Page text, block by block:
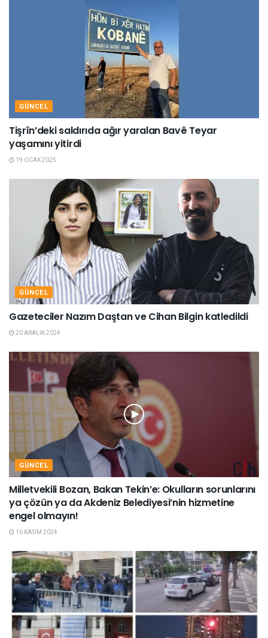
GÜNCEL
Tişrîn’deki saldırıda ağır yaralan Bavê Teyar
yaşamını yitirdi
19 OCAK 2025
GÜNCEL
Gazeteciler Nazım Daştan ve Cihan Bilgin katledildi
20 ARALIK 2024
GÜNCEL
Milletvekili Bozan, Bakan Tekin’e: Okulların sorunlarını
ya çözün ya da Akdeniz Belediyesi’nin hizmetine
engel olmayın!
16 KASIM 2024